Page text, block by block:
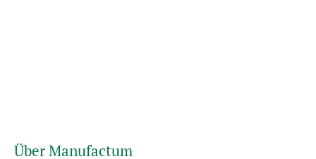
Über Manufactum